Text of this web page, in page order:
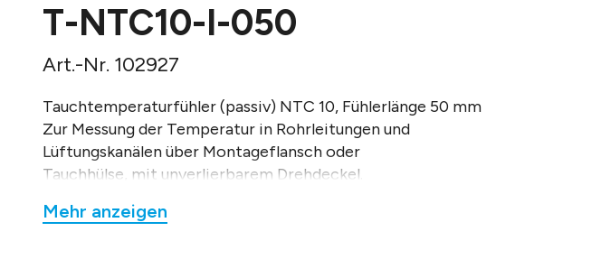
T-NTC10-I-050
Art.-Nr. 102927
Tauchtemperaturfühler (passiv) NTC 10, Fühlerlänge 50 mm
Zur Messung der Temperatur in Rohrleitungen und
Lüftungskanälen über Montageflansch oder
Tauchhülse, mit unverlierbarem Drehdeckel.
Messbereich: -50 bis 120°C.
Mehr anzeigen